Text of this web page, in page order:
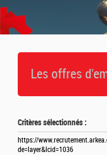
Les offres
Critères sélectionnés :
https://
de=layer&lcid=1036